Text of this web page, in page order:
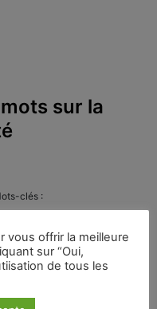
sur la
clés :
demeure la connaissance
qu’il échafaude est fondée
nouvelles découvertes sont
la structure des choses selon
de théories très bien
vous offrir la meilleure
sur “Oui,
de tous les